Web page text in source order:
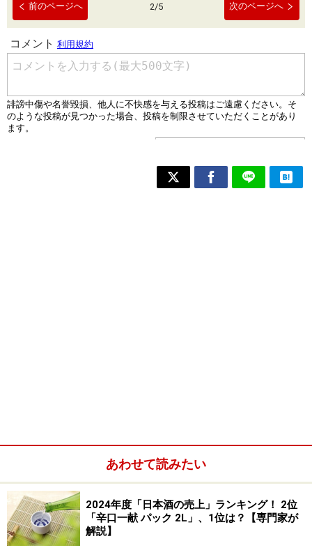
前のページへ 2/5 次のページへ
あわせて読みたい
2024年度「日本酒の売上」ランキング！ 2位
「辛口一献 パック 2L」、1位は？【専門家が
解説】